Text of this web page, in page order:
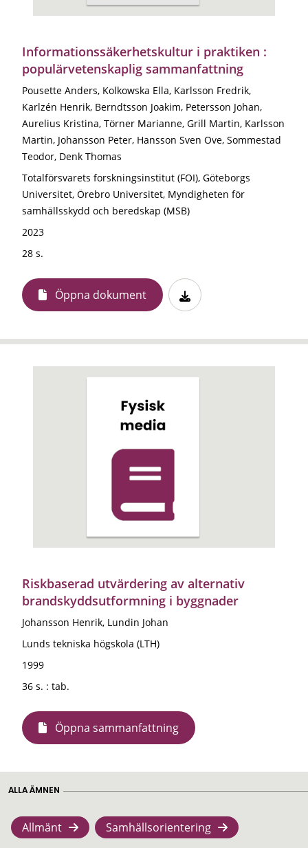
Informationssäkerhetskultur i praktiken :
populärvetenskaplig sammanfattning
Pousette Anders, Kolkowska Ella, Karlsson Fredrik,
Karlzén Henrik, Berndtsson Joakim, Petersson Johan,
Aurelius Kristina, Törner Marianne, Grill Martin, Karlsson
Martin, Johansson Peter, Hansson Sven Ove, Sommestad
Teodor, Denk Thomas
Totalförsvarets forskningsinstitut (FOI), Göteborgs
Universitet, Örebro Universitet, Myndigheten för
samhällsskydd och beredskap (MSB)
2023
28 s.
Öppna dokument
Riskbaserad utvärdering av alternativ
brandskyddsutformning i byggnader
Johansson Henrik, Lundin Johan
Lunds tekniska högskola (LTH)
1999
36 s. : tab.
Öppna sammanfattning
ALLA ÄMNEN
Allmänt Samhällsorientering